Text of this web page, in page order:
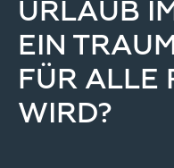
URLAUB
EIN
FÜR ALLE
WIRD?